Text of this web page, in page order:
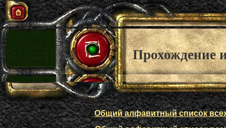
Прохождение
Общий алфавитный список